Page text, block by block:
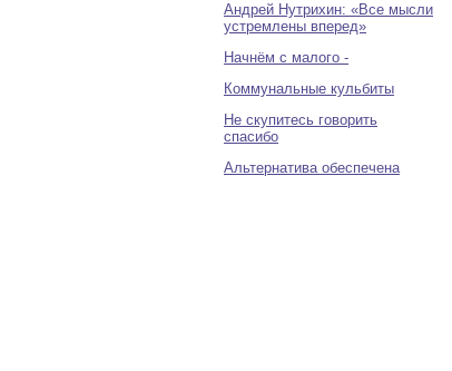
Андрей Нутрихин: «Все мысли
устремлены вперед»
Начнём с малого -
Коммунальные кульбиты
Не скупитесь говорить
спасибо
Альтернатива обеспечена